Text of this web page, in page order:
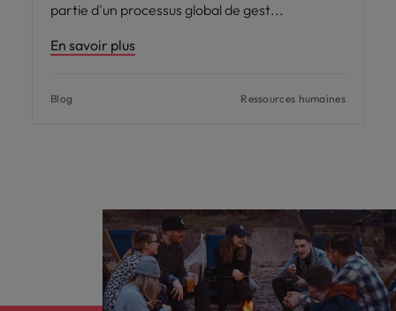
partie d'un processus global de gest
En savoir plus
Blog Ressources humaines